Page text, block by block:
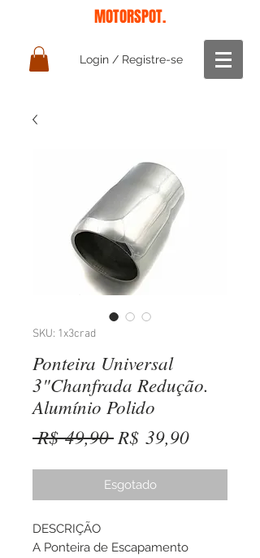
MOTORSPOT.
Login / Registre-se
SKU: 1x3crad
Ponteira Universal
3"Chanfrada Redução.
Alumínio Polido
R$ 49,90 Preço
R$ 39,90Preço
Esgotado
DESCRIÇÃO
A Ponteira de Escapamento